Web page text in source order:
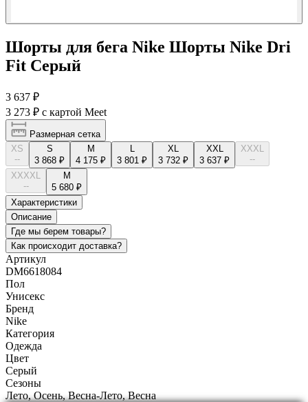
Шорты для бега Nike Шорты Nike Dri
Fit Серый
3 637 ₽
3 273 ₽ с картой Meet
Размерная сетка
XS
--
S
3 868 ₽
M
4 175 ₽
3 801 ₽
XL
3 732 ₽
XXL
3 637 ₽
XXXL
--
XXXXL
--
М
5 680 ₽
Характеристики
Описание
Где мы берем товары?
Как происходит доставка?
Артикул
DM6618084
Пол
Унисекс
Бренд
Nike
Категория
Одежда
Цвет
Серый
Сезоны
Лето, Осень, Весна-Лето, Весна